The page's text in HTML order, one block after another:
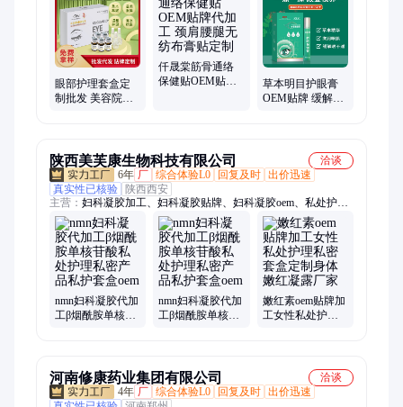
贴、艾灸液、艾灸贴、面瘫贴、养发粉、冷敷凝胶、养发液
眼部护理套盒定
制批发 美容院专
仟晟棠筋骨通络
保健贴OEM贴牌
草本明目护眼膏
OEM贴牌 缓解视
陕西美芙康生物科技有限公司
洽谈
6年 厂 综合体验L0 回复及时 出价迅速
真实性已核验
陕西西安
主营： 妇科凝胶加工、妇科凝胶贴牌、妇科凝胶oem、私处护
理、妇科洗液加工、抗hpv生物蛋白敷料加工、医用痔疮凝胶加
工、护眼膏加工、特殊膳食、膏滋
nmn妇科凝胶代加
工β烟酰胺单核苷
nmn妇科凝胶代加
工β烟酰胺单核苷
嫩红素oem贴牌加
工女性私处护理
河南修康药业集团有限公司
洽谈
4年 厂 综合体验L0 回复及时 出价迅速